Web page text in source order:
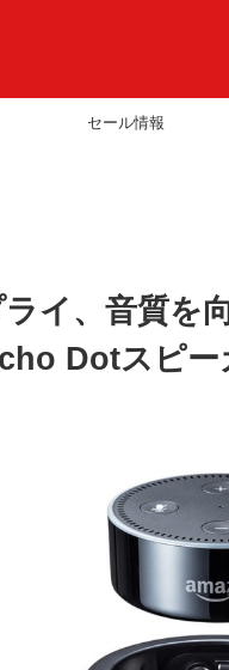
セール情報
イ、音質を
Dotスピー